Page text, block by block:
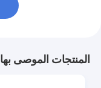
المنتجات الموصى بها